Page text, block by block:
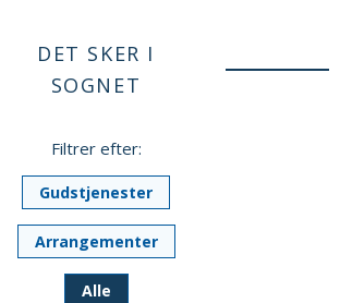
DET SKER I
SOGNET
Filtrer efter:
Gudstjenester
Arrangementer
Alle